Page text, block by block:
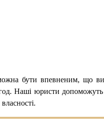
бути впевненим, що
Наші юристи